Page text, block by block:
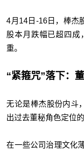
4月14日-16日，棒杰
股本月跌幅已超四成
重。
“紧箍咒”落下：
无论是棒杰股份内斗
出过去董秘角色定位
在一些公司治理文化